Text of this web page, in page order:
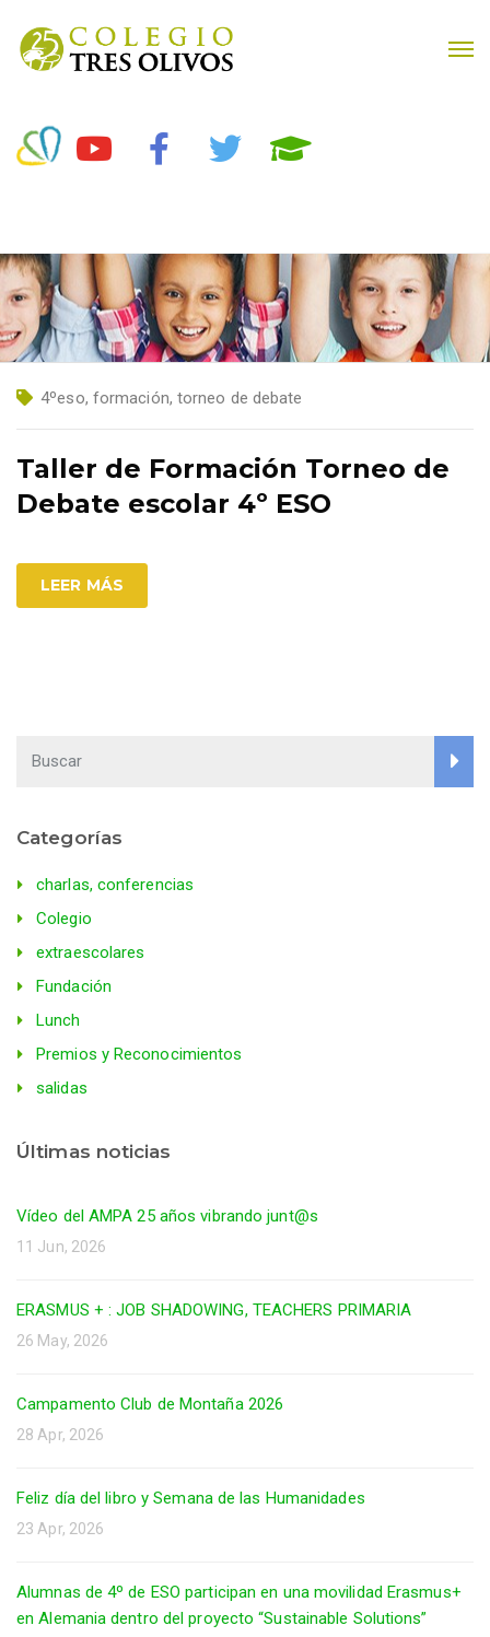
4ºeso, formación, torneo de debate
Taller de Formación Torneo de
Debate escolar 4º ESO
LEER MÁS
Categorías
charlas, conferencias
Colegio
extraescolares
Fundación
Lunch
Premios y Reconocimientos
salidas
Últimas noticias
Vídeo del AMPA 25 años vibrando junt@s
11 Jun, 2026
ERASMUS + : JOB SHADOWING, TEACHERS PRIMARIA
26 May, 2026
Campamento Club de Montaña 2026
28 Apr, 2026
Feliz día del libro y Semana de las Humanidades
23 Apr, 2026
Alumnas de 4º de ESO participan en una movilidad Erasmus+
en Alemania dentro del proyecto “Sustainable Solutions”